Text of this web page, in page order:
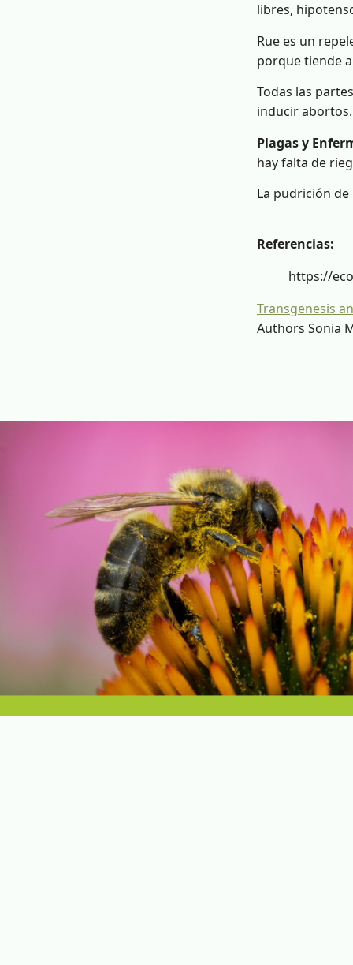
libres,
Rue es un
porque tiende
Todas las
inducir abortos.
Plagas y
hay falta de
La pudrición
Referencias:
https://
Transgenesis
Authors Sonia